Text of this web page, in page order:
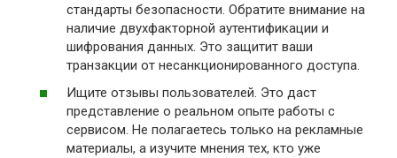
стандарты безопасности. Обратите внимание на
наличие двухфакторной аутентификации и
шифрования данных. Это защитит ваши
транзакции от несанкционированного доступа.
Ищите отзывы пользователей. Это даст
представление о реальном опыте работы с
сервисом. Не полагаетесь только на рекламные
материалы, а изучите мнения тех, кто уже